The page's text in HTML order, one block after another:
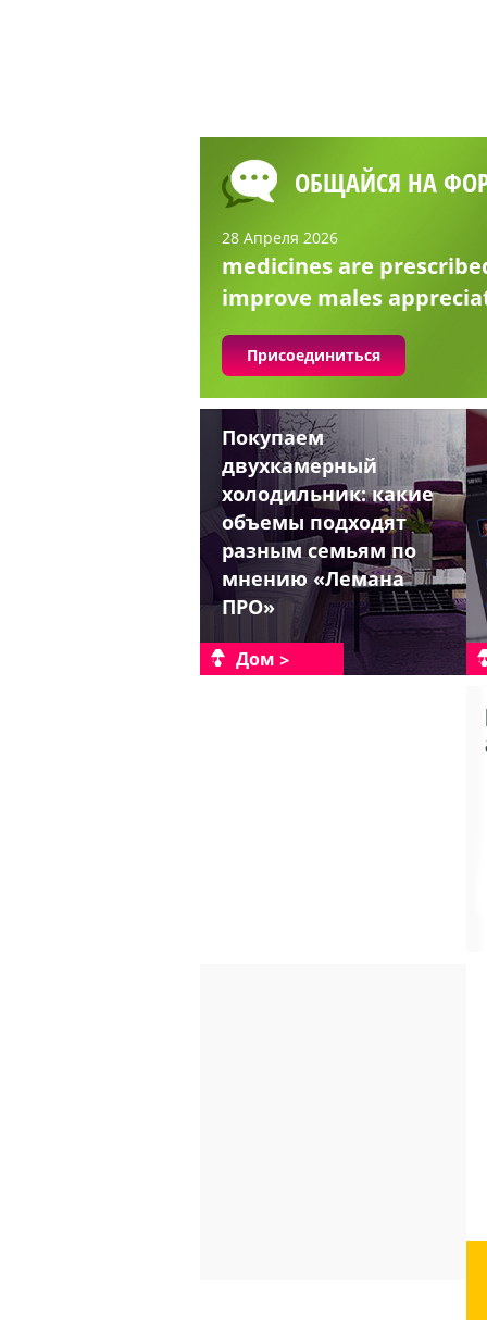
ОБЩАЙСЯ НА
28 Апреля 2026
medicines are
improve males
Присоединиться
Покупаем
двухкамерный
холодильник: какие
объемы подходят
разным семьям по
мнению «Лемана
ПРО»
Дом